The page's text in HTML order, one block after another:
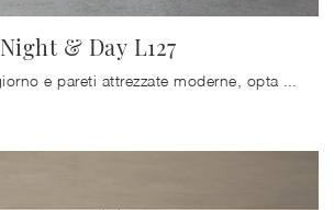
Night & Day L127